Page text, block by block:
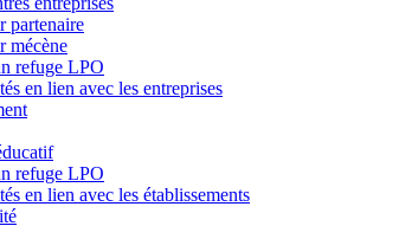
partenaire
mécène
refuge LPO
en lien avec les entreprises
refuge LPO
en lien avec les établissements